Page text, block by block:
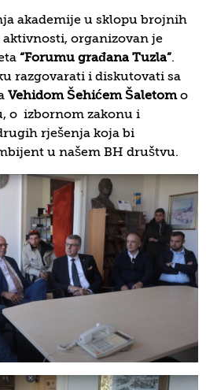
akademije u sklopu brojnih
organizovan je
“Forumu građana Tuzla”.
razgovarati i diskutovati sa
Vehidom Šehićem Šaletomo
o izbornom zakonu i
rješenja koja bi
u našem BH društvu.